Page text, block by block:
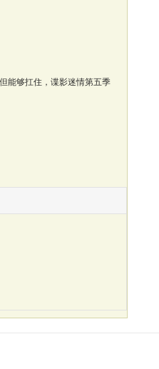
能够扛住，谍影迷情第五季